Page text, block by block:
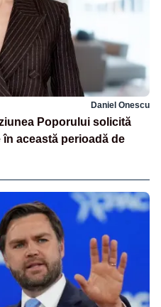
Daniel Onescu
Poporului solicită
această perioadă de